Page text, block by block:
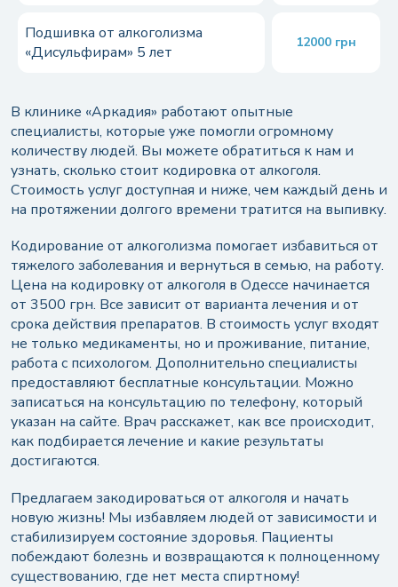
Подшивка от алкоголизма
«Дисульфирам» 5 лет
12000 грн
В клинике «Аркадия» работают опытные
специалисты, которые уже помогли огромному
количеству людей. Вы можете обратиться к нам и
узнать, сколько стоит кодировка от алкоголя.
Стоимость услуг доступная и ниже, чем каждый день и
на протяжении долгого времени тратится на выпивку.
Кодирование от алкоголизма помогает избавиться от
тяжелого заболевания и вернуться в семью, на работу.
Цена на кодировку от алкоголя в Одессе начинается
от 3500 грн. Все зависит от варианта лечения и от
срока действия препаратов. В стоимость услуг входят
не только медикаменты, но и проживание, питание,
работа с психологом. Дополнительно специалисты
предоставляют бесплатные консультации. Можно
записаться на консультацию по телефону, который
указан на сайте. Врач расскажет, как все происходит,
как подбирается лечение и какие результаты
достигаются.
Предлагаем закодироваться от алкоголя и начать
новую жизнь! Мы избавляем людей от зависимости и
стабилизируем состояние здоровья. Пациенты
побеждают болезнь и возвращаются к полноценному
существованию, где нет места спиртному!